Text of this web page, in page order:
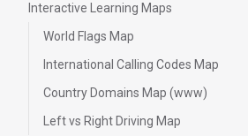
Interactive Learning Maps
World Flags Map
International Calling Codes Map
Country Domains Map (www)
Left vs Right Driving Map